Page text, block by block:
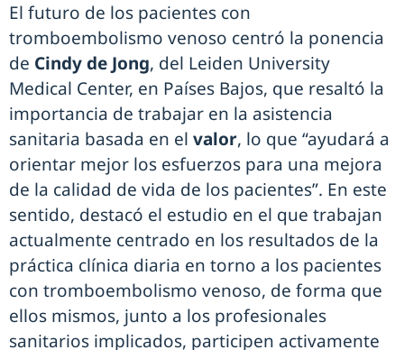
El futuro de los pacientes con
tromboembolismo venoso centró la ponencia
de Cindy de Jong, del Leiden University
Medical Center, en Países Bajos, que resaltó la
importancia de trabajar en la asistencia
sanitaria basada en el valor, lo que “ayudará a
orientar mejor los esfuerzos para una mejora
de la calidad de vida de los pacientes”. En este
sentido, destacó el estudio en el que trabajan
actualmente centrado en los resultados de la
práctica clínica diaria en torno a los pacientes
con tromboembolismo venoso, de forma que
ellos mismos, junto a los profesionales
sanitarios implicados, participen activamente